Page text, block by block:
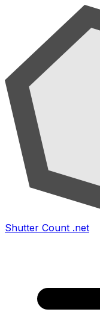
Shutter Count .net